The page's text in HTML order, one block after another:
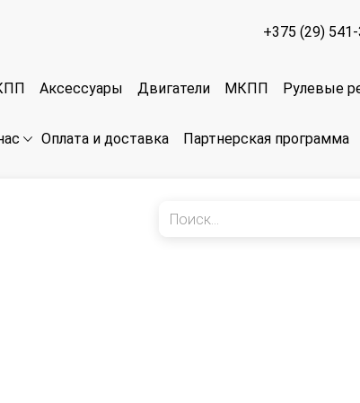
+375 (29)
Аксессуары Двигатели МКПП Рулевые
Оплата и доставка Партнерская программа